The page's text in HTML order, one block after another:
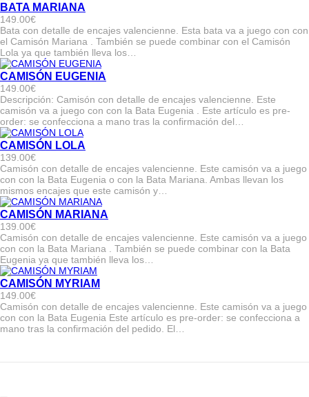
BATA MARIANA
149.00€
Bata con detalle de encajes valencienne. Esta bata va a juego con con
el Camisón Mariana . También se puede combinar con el Camisón
Lola ya que también lleva los…
CAMISÓN EUGENIA
149.00€
Descripción: Camisón con detalle de encajes valencienne. Este
camisón va a juego con con la Bata Eugenia . Este artículo es pre-
order: se confecciona a mano tras la confirmación del…
CAMISÓN LOLA
139.00€
Camisón con detalle de encajes valencienne. Este camisón va a juego
con con la Bata Eugenia o con la Bata Mariana. Ambas llevan los
mismos encajes que este camisón y…
CAMISÓN MARIANA
139.00€
Camisón con detalle de encajes valencienne. Este camisón va a juego
con con la Bata Mariana . También se puede combinar con la Bata
Eugenia ya que también lleva los…
CAMISÓN MYRIAM
149.00€
Camisón con detalle de encajes valencienne. Este camisón va a juego
con con la Bata Eugenia Este artículo es pre-order: se confecciona a
mano tras la confirmación del pedido. El…